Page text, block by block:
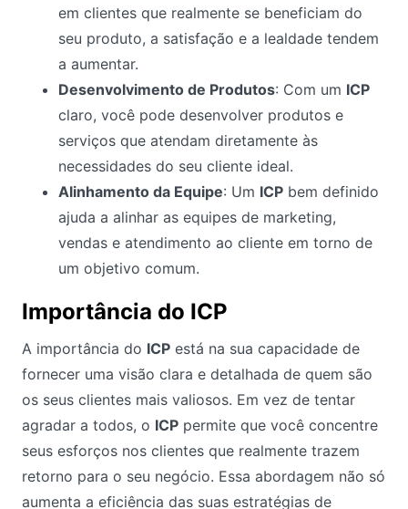
em clientes que realmente se beneficiam do
seu produto, a satisfação e a lealdade tendem
a aumentar.
Desenvolvimento de Produtos: Com um ICP
claro, você pode desenvolver produtos e
serviços que atendam diretamente às
necessidades do seu cliente ideal.
Alinhamento da Equipe: Um ICP bem definido
ajuda a alinhar as equipes de marketing,
vendas e atendimento ao cliente em torno de
um objetivo comum.
Importância do ICP
A importância do ICP está na sua capacidade de
fornecer uma visão clara e detalhada de quem são
os seus clientes mais valiosos. Em vez de tentar
agradar a todos, o ICP permite que você concentre
seus esforços nos clientes que realmente trazem
retorno para o seu negócio. Essa abordagem não só
aumenta a eficiência das suas estratégias de